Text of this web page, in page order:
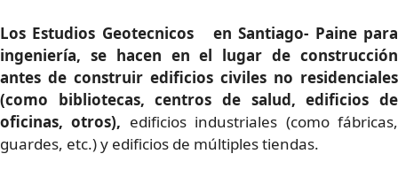
Los Estudios Geotecnicos en Santiago- Paine para
ingeniería, se hacen en el lugar de construcción
antes de construir edificios civiles no residenciales
(como bibliotecas, centros de salud, edificios de
oficinas, otros), edificios industriales (como fábricas,
guardes, etc.) y edificios de múltiples tiendas.